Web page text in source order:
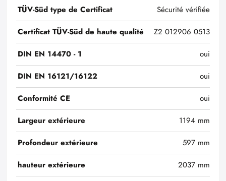
TÜV-Süd type de Certificat
Sécurité vérifiée
Certificat TÜV-Süd de haute qualité
Z2 012906 0513
DIN EN 14470 - 1
oui
DIN EN 16121/16122
oui
Conformité CE
oui
Largeur extérieure
1194 mm
Profondeur extérieure
597 mm
hauteur extérieure
2037 mm